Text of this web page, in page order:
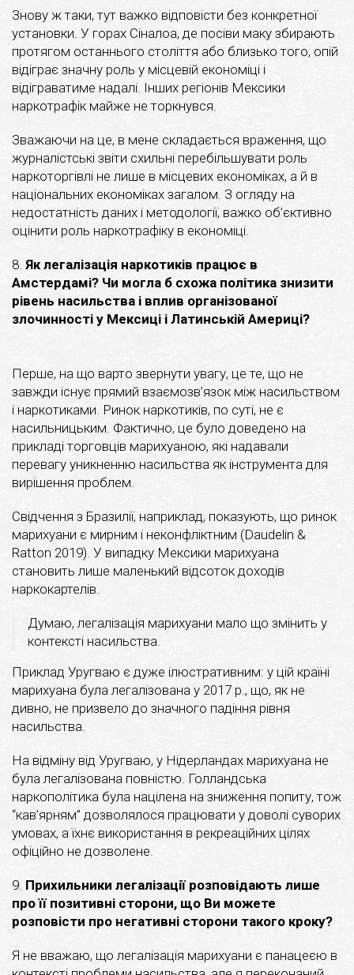
Знову ж таки, тут важко відповісти без конкретної
установки. У горах Сіналоа, де посіви маку збирають
протягом останнього століття або близько того, опій
відіграє значну роль у місцевій економіці і
відіграватиме надалі. Інших регіонів Мексики
наркотрафік майже не торкнувся.
Зважаючи на це, в мене складається враження, що
журналістські звіти схильні перебільшувати роль
наркоторгівлі не лише в місцевих економіках, а й в
національних економіках загалом. З огляду на
недостатність даних і методології, важко об’єктивно
оцінити роль наркотрафіку в економіці.
8. Як легалізація наркотиків працює в
Амстердамі? Чи могла б схожа політика знизити
рівень насильства і вплив організованої
злочинності у Мексиці і Латинській Америці?
Перше, на що варто звернути увагу, це те, що не
завжди існує прямий взаємозв’язок між насильством
і наркотиками. Ринок наркотиків, по суті, не є
насильницьким. Фактично, це було доведено на
прикладі торговців марихуаною, які надавали
перевагу уникненню насильства як інструмента для
вирішення проблем.
Свідчення з Бразилії, наприклад, показують, що ринок
марихуани є мирним і неконфліктним (Daudelin &
Ratton 2019). У випадку Мексики марихуана
становить лише маленький відсоток доходів
наркокартелів.
Думаю, легалізація марихуани мало що змінить у
контексті насильства.
Приклад Уругваю є дуже ілюстративним: у цій країні
марихуана була легалізована у 2017 р., що, як не
дивно, не призвело до значного падіння рівня
насильства.
На відміну від Уругваю, у Нідерландах марихуана не
була легалізована повністю. Голландська
наркополітика була націлена на зниження попиту, тож
“кав’ярням” дозволялося працювати у доволі суворих
умовах, а їхнє використання в рекреаційних цілях
офіційно не дозволене.
9. Прихильники легалізації розповідають лише
про її позитивні сторони, що Ви можете
розповісти про негативні сторони такого кроку?
Я не вважаю, що легалізація марихуани є панацеєю в